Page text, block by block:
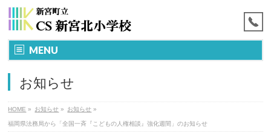
MENU
お知らせ
HOME » お知らせ » お知らせ »
福岡県法務局から「全国一斉『こどもの人権相談』強化週間」のお知らせ